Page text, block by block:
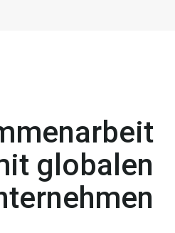
globalen